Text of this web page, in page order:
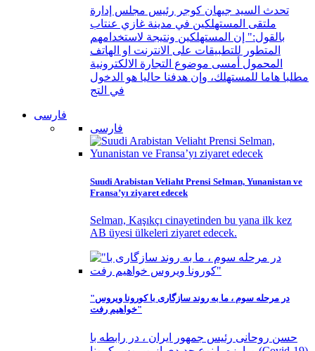
تحدث السيد جيهان كوجر رئيس مجلس إدارة
ملتقى المستهلكين في مدينة غازي عنتاب
بالقول:" إن المستهلكين ونتيجة لاستخدامهم
المتطور للتطبيقات على الانترنت او الهاتف
المحمول أمسى موضوع التجارة الالكترونية
مطلبا هاما للمستهلك، وإن هدفنا حاليا هو الدخول
في التج
فارسی
فارسی
Suudi Arabistan Veliaht Prensi Selman, Yunanistan ve
Fransa’yı ziyaret edecek
Selman, Kaşıkçı cinayetinden bu yana ilk kez
AB üyesi ülkeleri ziyaret edecek.
"در مرحله سوم ، ما به روند سازگاری با کورونا ویروس
خواهیم رفت"
حسن روحانی رئیس جمهور ایران ، در رابطه با